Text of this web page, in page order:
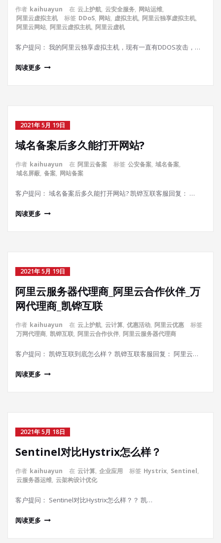
作者 kaihuayun 在 云上护航, 云安全服务, 网站运维,
阿里云虚拟主机
标签 DDoS, 网站, 虚拟主机, 阿里云独享虚拟主机,
阿里云网站, 阿里云虚拟主机, 阿里云虚机
客户提问： 我的阿里云独享虚拟主机，现有一直有DDOS攻击，…
阅读更多
2021年 5月 19日
域名备案后多久能打开网站?
作者 kaihuayun 在 阿里云备案 标签 公安备案, 域名备案,
域名屏蔽, 备案, 网站备案
客户提问： 域名备案后多久能打开网站? 凯铧互联客服回复： …
阅读更多
2021年 5月 19日
阿里云服务器代理商_阿里云合作伙伴_万
网代理商_凯铧互联
作者 kaihuayun 在 云上护航, 云计算, 优惠活动, 阿里云优惠
标签
万网代理商, 凯铧互联, 阿里云合作伙伴, 阿里云服务器代理商
客户提问： 凯铧互联到底怎么样？ 凯铧互联客服回复： 阿里云…
阅读更多
2021年 5月 18日
Sentinel对比Hystrix怎么样？
作者 kaihuayun 在 云计算, 企业应用 标签 Hystrix, Sentinel,
云服务器运维, 云架构设计优化
客户提问： Sentinel对比Hystrix怎么样？？ 凯…
阅读更多